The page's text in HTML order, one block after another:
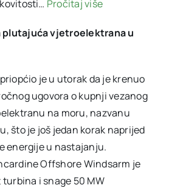
Pročitaj više
plutajuća vjetroelektrana u
je u utorak da je krenuo
ugovora o kupnji vezanog
na moru, nazvanu
što je još jedan korak naprijed
energije u nastajanju.
Offshore Windsarm je
i snage 50 MW